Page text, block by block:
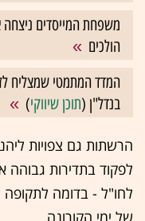
משפחת המייסדים ניצחה
הולכים
המדד המתמטי שמצליח
בנדל"ן (תוכן שיווקי)
הרשתות גם צפויות
לפקוד בתדירות גבוהה
לחו"ל - בדומה